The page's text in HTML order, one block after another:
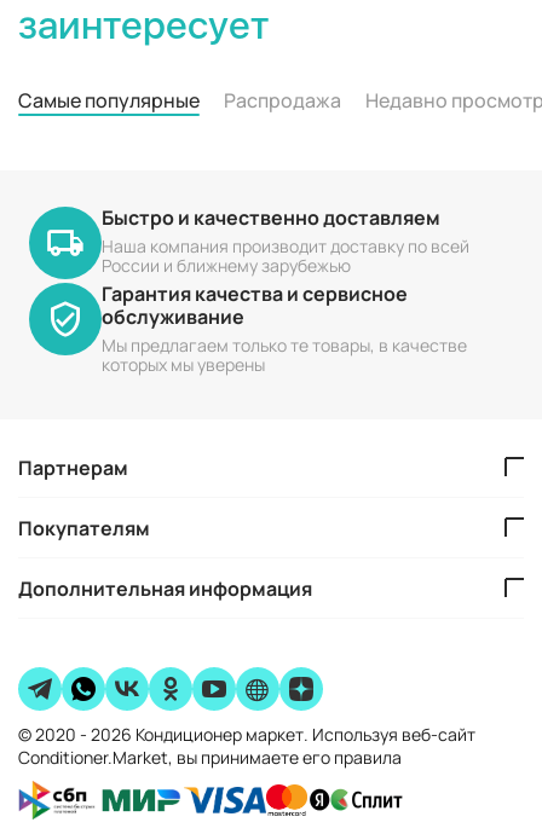
заинтересует
Самые популярные Распродажа Недавно
Быстро и качественно доставляем
Наша компания производит доставку по всей
России и ближнему зарубежью
Гарантия качества и сервисное
обслуживание
Мы предлагаем только те товары, в качестве
которых мы уверены
Партнерам
Покупателям
Дополнительная информация
© 2020 - 2026 Кондиционер маркет. Используя веб-сайт
Conditioner.Market, вы принимаете его правила